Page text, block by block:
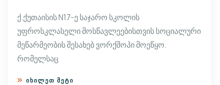
ქ.ქუთაისის N17-ე საჯარო სკოლის
უფროსკლასელი მოსწავლეებისთვის სოციალური
მეწარმეობის შესახებ ვორქშოპი მოეწყო.
რომელსაც
ᲘᲮᲘᲚᲔᲗ ᲛᲔᲢᲘ